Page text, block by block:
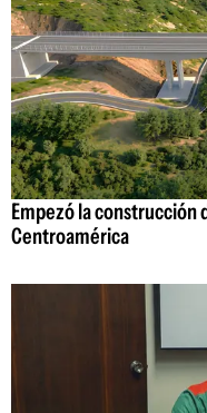
Empezó la construcción
Centroamérica